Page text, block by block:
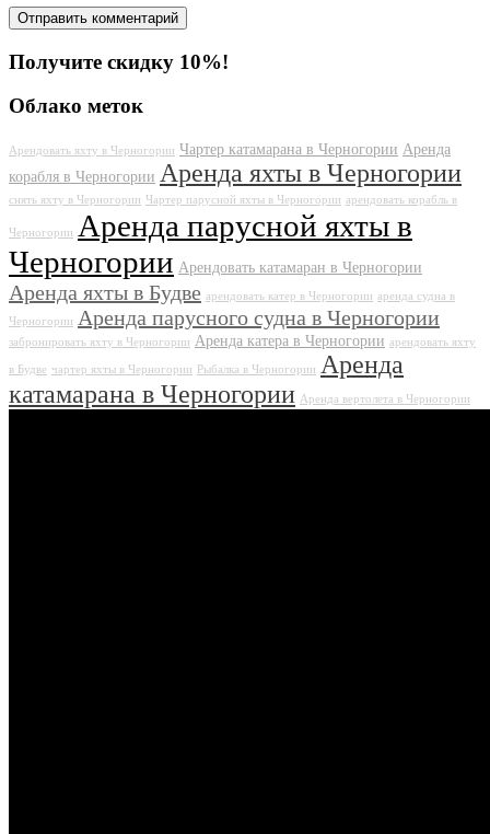
Получите скидку 10%!
Облако меток
Арендовать яхту в Черногории Чартер катамарана в Черногории Аренда
корабля в Черногории Аренда яхты в Черногории
снять яхту в Черногории Чартер парусной яхты в Черногории арендовать корабль в
Черногории
Аренда парусной яхты в
Черногории Арендовать катамаран в Черногории
Аренда яхты в Будве арендовать катер в Черногории аренда судна в
Черногории Аренда парусного судна в Черногории
забронировать яхту в Черногории Аренда катера в Черногории арендовать яхту
в Будве чартер яхты в Черногории Рыбалка в Черногории
Аренда
катамарана в Черногории Аренда вертолета в Черногории